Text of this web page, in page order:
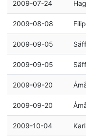
2009-07-24
2009-08-08
2009-09-05
2009-09-05
2009-09-20
2009-09-20
2009-10-04